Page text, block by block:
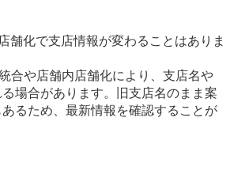
舗化で支店情報が変わることはありま
合や店舗内店舗化により、支店名や
場合があります。旧支店名のまま案
るため、最新情報を確認することが